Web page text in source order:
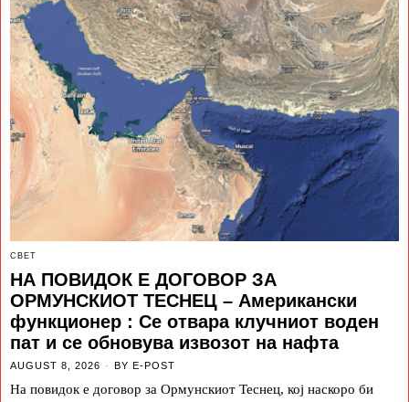
СВЕТ
НА ПОВИДОК Е ДОГОВОР ЗА
ОРМУНСКИОТ ТЕСНЕЦ – Американски
функционер : Се отвара клучниот воден
пат и се обновува извозот на нафта
AUGUST 8, 2026 BY E-POST
На повидок е договор за Ормунскиот Теснец, кој наскоро би